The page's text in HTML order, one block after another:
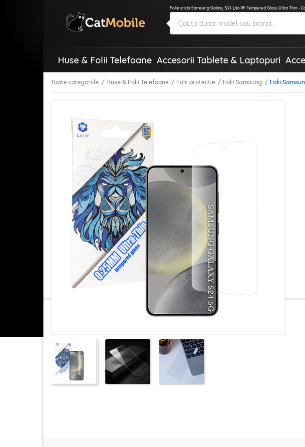
Folie sticla Samsung Galaxy S24 Lito 9H Tempered Glass Ultra Thin -
Huse & Folii Telefoane Accesorii Tablete & Laptopuri
Toate categoriile Huse & Folii Telefoane Folii protectie Folii Samsung Folii